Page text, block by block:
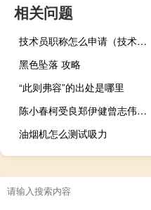
相关问题
技术员职称怎么申请（技术员职称）
黑色坠落 攻略
“此则弗容”的出处是哪里
陈小春柯受良郑伊健曾志伟电影 陈小春郑伊健演唱会
油烟机怎么测试吸力